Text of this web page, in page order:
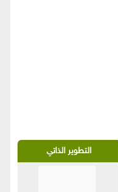
التطوير الذاتي